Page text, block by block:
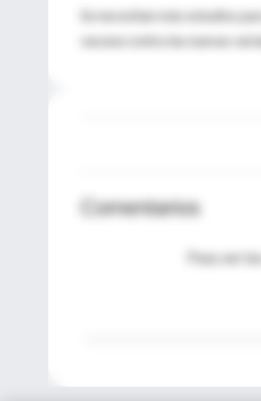
Se necesitan más estudios
vacuna contra las nuevas
Comentarios
Para ver